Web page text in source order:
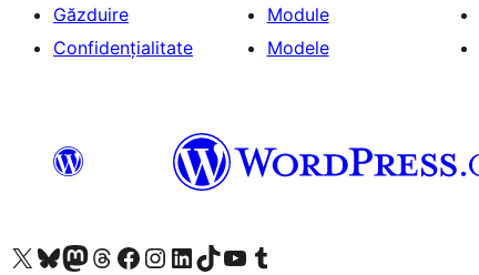
Găzduire
Confidențialitate
Module
Modele
Mergi la contul nostru X (fost Twitter)
Vizitează contul nostru Bluesky
Vizitează contul nostru Mastodon
Vizitează contul nostru Threads
Vizitează pagina noastră Facebook
Vizitează-ne pe Instagram
Vizitează-ne pe LinkedIn
Vizitează contul nostru TikTok
Vizitează canalul nostru YouTube
Vizitează contul nostru Tumblr